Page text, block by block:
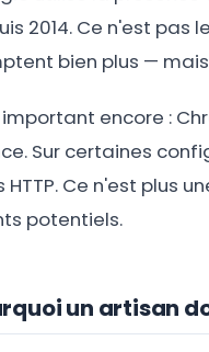
2014. Ce n'est pas
bien plus —
important encore :
Sur certaines
HTTP. Ce n'est plus
potentiels.
un artisan